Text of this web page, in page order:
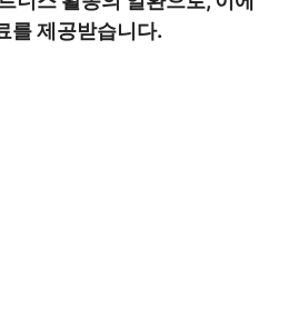
를 제공받습니다.